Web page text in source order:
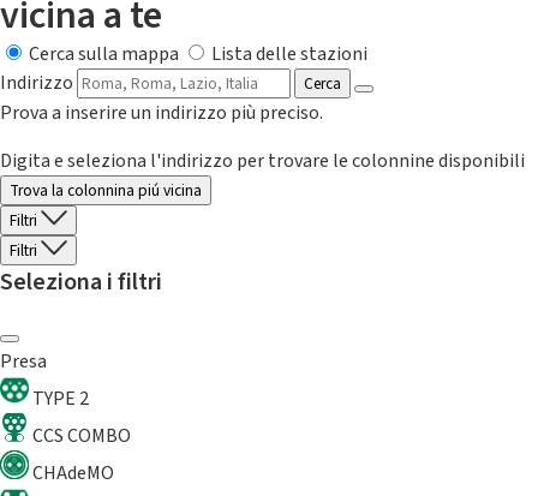
vicina a te
Cerca sulla mappa
Lista delle stazioni
Indirizzo
Cerca
Prova a inserire un indirizzo più preciso.
Digita e seleziona l'indirizzo per trovare le colonnine disponibili
Trova la colonnina piú vicina
Filtri
Filtri
Seleziona i filtri
Presa
TYPE 2
CCS COMBO
CHAdeMO